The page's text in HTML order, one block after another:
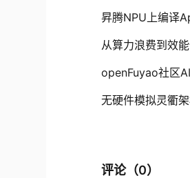
昇腾NPU上编译
从算力浪费到效
openFuyao社区
无硬件模拟灵衢
评论（0）